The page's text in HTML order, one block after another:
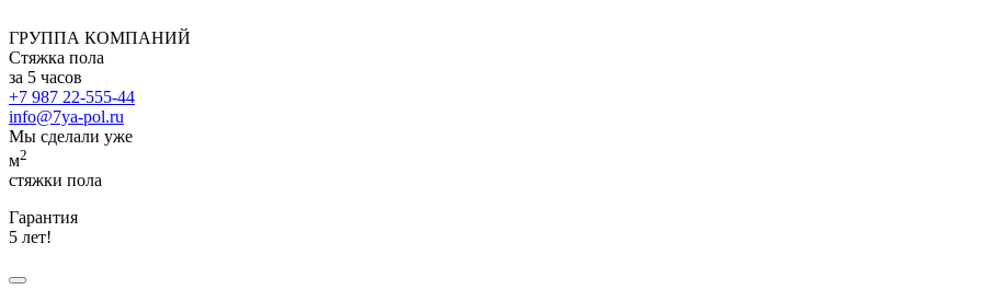
ГРУППА КОМПАНИЙ
Стяжка пола
за 5 часов
+7 987 22-555-44
info@7ya-pol.ru
Мы сделали уже
м2
стяжки пола
Гарантия
5 лет!